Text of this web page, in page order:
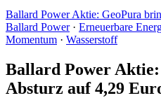
Ballard Power Aktie: GeoPura
Ballard Power · Erneuerbare
Momentum · Wasserstoff
Ballard Power
Absturz auf 4,29